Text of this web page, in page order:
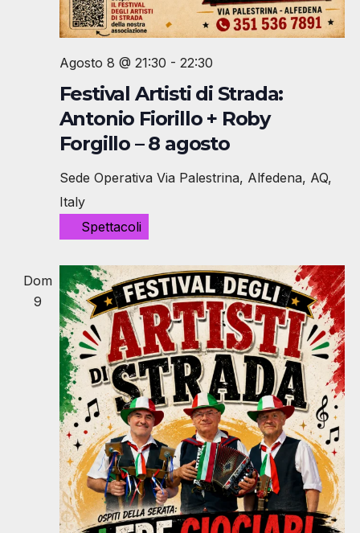
v
N
i
g
a
z
i
o
n
e
a
Festival Artisti di Strada:
Antonio Fiorillo + Roby
Forgillo – 8 agosto
Agosto 8 @ 21:30 - 22:30
Sede Operativa Via Palestrina, Alfedena, AQ,
Italy
Spettacoli
Dom
9